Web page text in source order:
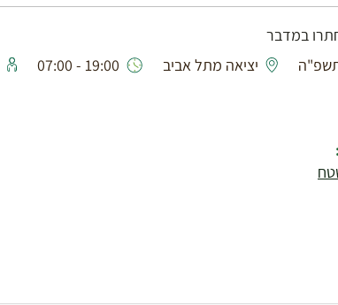
במדבר
יציאה מתל אביב 19:00 - 07:00